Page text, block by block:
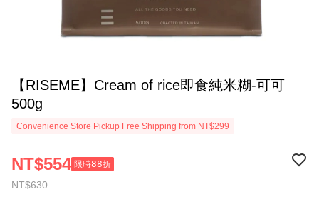
【RISEME】Cream of rice即食純米糊-可可
500g
Convenience Store Pickup Free Shipping from NT$299
NT$630
NT$554 限時𝟪𝟪折